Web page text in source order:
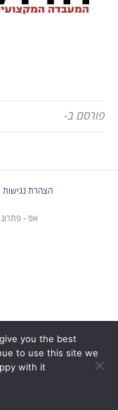
פורסם ב-
הצהרת נגישות
אפ -
you the best
to use this site we
with it.